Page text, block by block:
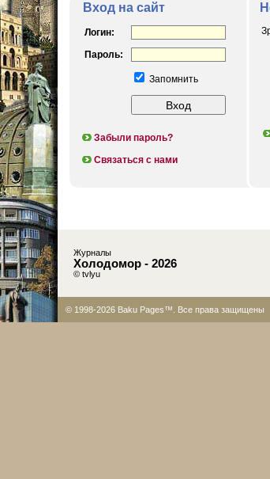
Вход на сайт
Логин:
Пароль:
Запомнить
Забыли пароль?
Связаться с нами
Журналы
Холодомор - 2026
© tvlyu
© 1998-2026 Baku Pages™. Все права защищены